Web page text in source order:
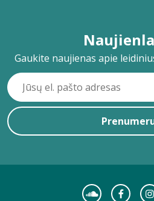
Gaukite naujienas apie